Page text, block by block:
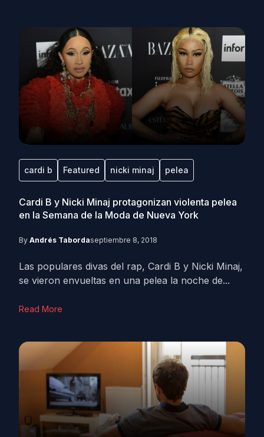
cardi b Featured nicki minaj pelea
Cardi B y Nicki Minaj protagonizan violenta pelea
en la Semana de la Moda de Nueva York
By Andrés Tabordaseptiembre 8, 2018
Las populares divas del rap, Cardi B y Nicki Minaj,
se vieron envueltas en una pelea la noche de...
Read More